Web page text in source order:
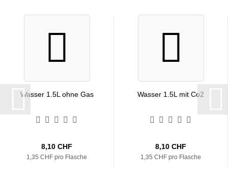
Wasser 1.5L ohne Gas
8,10 CHF
1,35 CHF pro Flasche
Wasser 1.5L mit Co2
8,10 CHF
1,35 CHF pro Flasche